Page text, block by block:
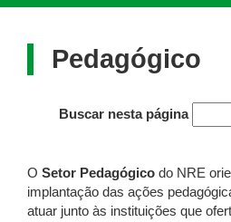
Pedagógico
Buscar nesta página
O Setor Pedagógico do NRE
implantação das ações
atuar junto às instituições que